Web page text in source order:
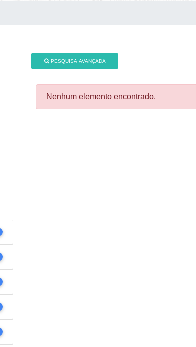
PESQUISA AVANÇADA
Nenhum elemento encontrado.